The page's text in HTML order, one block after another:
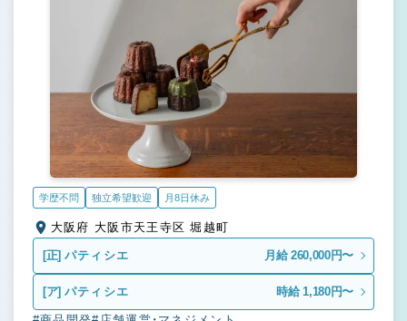
学歴不問 独立希望歓迎 月8日休み
大阪府 大阪市天王寺区 堀越町
[正] パティシエ 月給 260,000円〜
[ア] パティシエ 時給 1,180円〜